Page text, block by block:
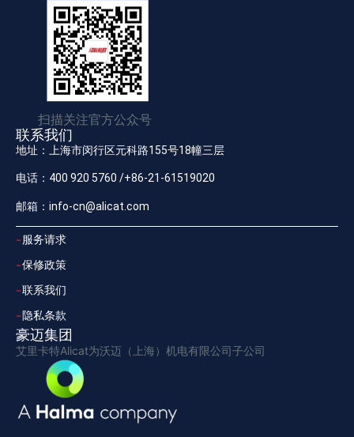
扫描关注官方公众号
联系我们
地址：上海市闵行区元科路155号18幢三层
电话：400 920 5760 /+86-21-61519020
邮箱：info-cn@alicat.com
服务请求
保修政策
联系我们
隐私条款
豪迈集团
艾里卡特Alicat为沃迈（上海）机电有限公司子公司